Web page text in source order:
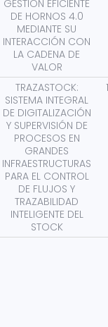
GESTIÓN EFICIENTE
DE HORNOS 4.0
MEDIANTE SU
INTERACCIÓN CON
LA CADENA DE
VALOR
TRAZASTOCK:
SISTEMA INTEGRAL
DE DIGITALIZACIÓN
Y SUPERVISIÓN DE
PROCESOS EN
GRANDES
INFRAESTRUCTURAS
PARA EL CONTROL
DE FLUJOS Y
TRAZABILIDAD
INTELIGENTE DEL
STOCK